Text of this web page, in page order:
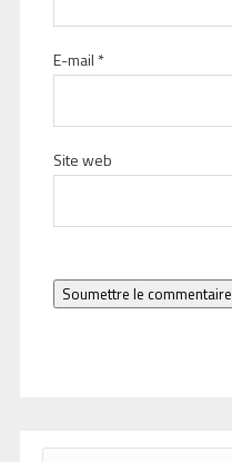
E-mail *
Site web
Soumettre le commentaire